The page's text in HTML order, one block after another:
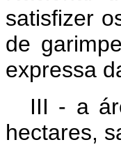
satisfizer
de
expressa
III - a
hectares,